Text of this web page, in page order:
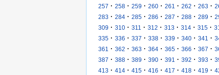
257 · 258 · 259 · 260 · 261 · 262 · 263 ·
283 · 284 · 285 · 286 · 287 · 288 · 289 ·
309 · 310 · 311 · 312 · 313 · 314 · 315 ·
335 · 336 · 337 · 338 · 339 · 340 · 341 ·
361
· 362 · 363 · 364 · 365 · 366 · 367 ·
387 · 388 · 389 · 390 · 391 · 392 · 393 ·
413 · 414 · 415 · 416 · 417 · 418 · 419 ·